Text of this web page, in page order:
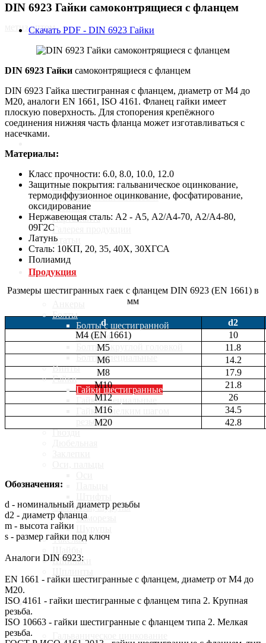
Главная
Документы
Новости
Производители метизов и
крепежа
Карта сайта
Галерея продукции
Статьи
Продукция
Болты
Болты с шестигранной
головкой
Болты с круглой головкой
Болты специальные
Винты
Гайки
Гайки шестигранные
Гайки специальные
Гайки с мелким шагом
резьбы
Гвозди
Саморезы, шурупы
Саморезы
Такелаж
Шпильки
Услуги
DIN 6923 Гайки самоконтрящиеся с фланцем
Скачать PDF - DIN 6923 Гайки
DIN 6923 Гайки самоконтрящиеся с фланцем
DIN 6923 Гайка шестигранная с фланцем, диаметр от М4 до
М20, аналоги EN 1661, ISO 4161. Фланец гайки имеет
плоскую поверхность. Для стопорения крепёжного
соединения нижняя часть фланца может изготавливаться с
насечками.
Материалы:
Класс прочности: 6.0, 8.0, 10.0, 12.0
Защитные покрытия: гальваническое оцинкование,
термодиффузионное оцинкование, фосфатирование,
оксидирование
Нержавеющая сталь: А2 - А5, А2/А4-70, А2/А4-80,
09Г2С
Латунь
Сталь: 10КП, 20, 35, 40Х, 30ХГСА
Полиамид
Размеры шестигранных гаек с фланцем DIN 6923 (EN 1661) в
мм
d
d2
М4 (EN 1661)
10
M5
11.8
M6
14.2
M8
17.9
M10
21.8
M12
26
M16
34.5
М20
42.8
Обозначения:
d - номинальный диаметр резьбы
d2 - диаметр фланца
m - высота гайки
s - размер гайки под ключ
Аналоги DIN 6923:
EN 1661 - гайки шестигранные с фланцем, диаметр от М4 до
М20.
ISO 4161 - гайки шестигранные с фланцем типа 2. Крупная
резьба.
ISO 10663 - гайки шестигранные с фланцем типа 2. Мелкая
резьба.